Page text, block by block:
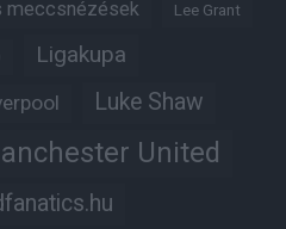
meccsnézések Lee Grant
Ligakupa
Luke Shaw
United